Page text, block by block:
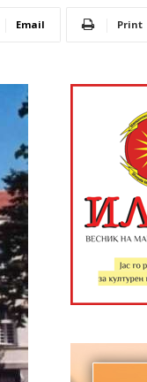
Email Print